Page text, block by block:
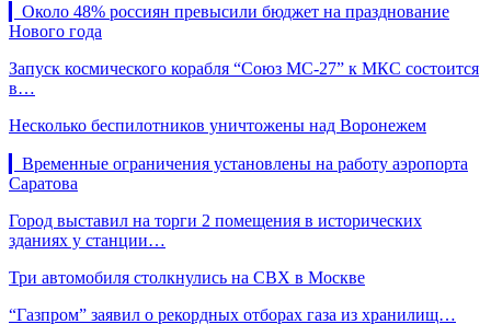
▎Около 48% россиян превысили бюджет на празднование
Нового года
Запуск космического корабля “Союз МС-27” к МКС состоится
в…
Несколько беспилотников уничтожены над Воронежем
▎Временные ограничения установлены на работу аэропорта
Саратова
Город выставил на торги 2 помещения в исторических
зданиях у станции…
Три автомобиля столкнулись на СВХ в Москве
“Газпром” заявил о рекордных отборах газа из хранилищ…